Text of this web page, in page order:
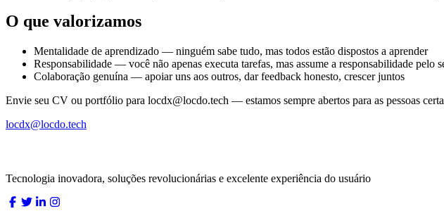
O que valorizamos
Mentalidade de aprendizado — ninguém sabe tudo, mas todos estão dispostos a aprender
Responsabilidade — você não apenas executa tarefas, mas assume a responsabilidade pelo
Colaboração genuína — apoiar uns aos outros, dar feedback honesto, crescer juntos
Envie seu CV ou portfólio para locdx@locdo.tech — estamos sempre abertos para as pessoas
locdx@locdo.tech
Tecnologia inovadora, soluções revolucionárias e excelente experiência do usuário